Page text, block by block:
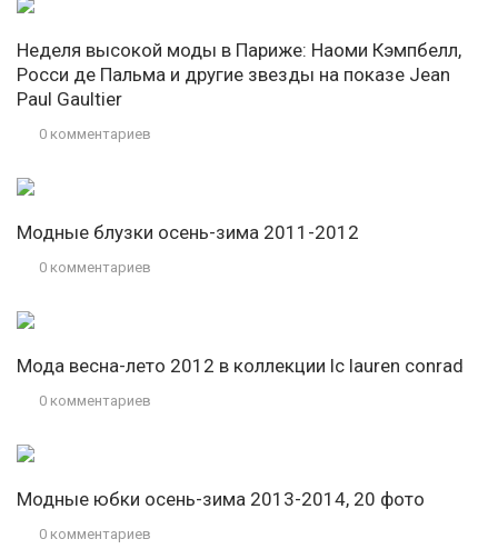
Неделя высокой моды в Париже: Наоми Кэмпбелл,
Росси де Пальма и другие звезды на показе Jean
Paul Gaultier
0 комментариев
Модные блузки осень-зима 2011-2012
0 комментариев
Мода весна-лето 2012 в коллекции lc lauren conrad
0 комментариев
Модные юбки осень-зима 2013-2014, 20 фото
0 комментариев